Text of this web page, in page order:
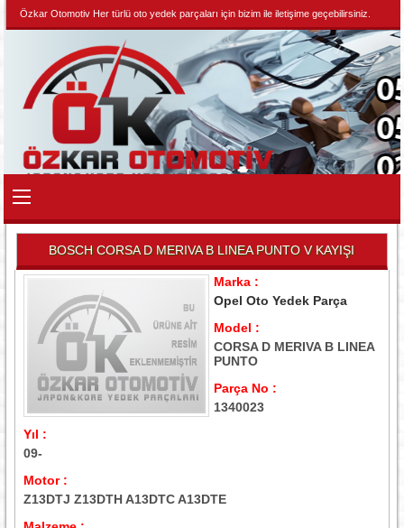
Özkar Otomotiv Her türlü oto yedek parçaları için bizim ile iletişime geçebilirsiniz.
BOSCH CORSA D MERIVA B LINEA PUNTO V KAYIŞI
Marka :
Opel Oto Yedek Parça
Model :
CORSA D MERIVA B LINEA
PUNTO
Parça No :
1340023
Yıl :
09-
Motor :
Z13DTJ Z13DTH A13DTC A13DTE